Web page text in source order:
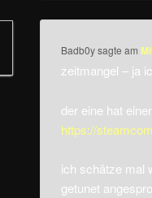
Badb0ysagte am
zeitmangel – ja
der eine hat
https://
ich schätze mal
getunet